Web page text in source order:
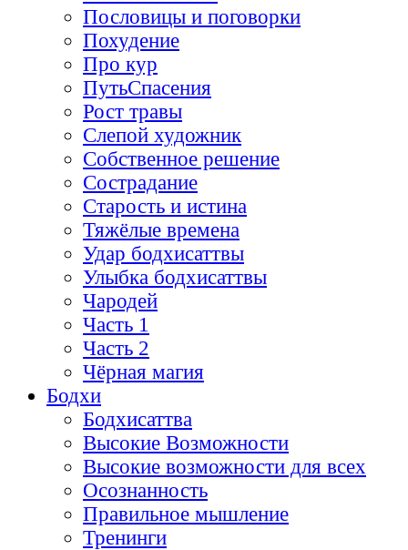
Пословицы и поговорки
Похудение
Про кур
ПутьСпасения
Рост травы
Слепой художник
Собственное решение
Сострадание
Старость и истина
Тяжёлые времена
Удар бодхисаттвы
Улыбка бодхисаттвы
Чародей
Часть 1
Часть 2
Чёрная магия
Бодхи
Бодхисаттва
Высокие Возможности
Высокие возможности для всех
Осознанность
Правильное мышление
Тренинги